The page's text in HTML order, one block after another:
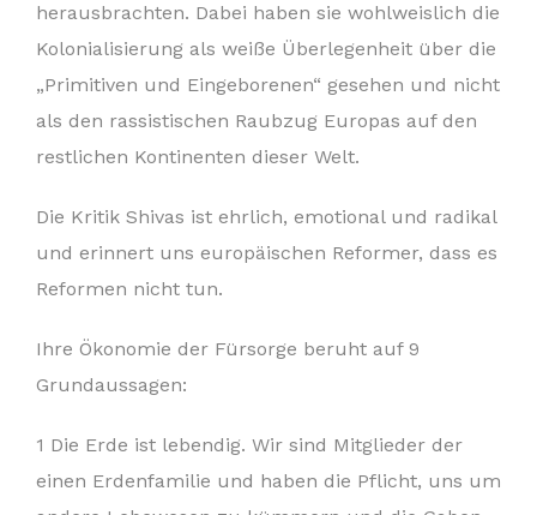
herausbrachten. Dabei haben sie wohlweislich die
Kolonialisierung als weiße Überlegenheit über die
„Primitiven und Eingeborenen“ gesehen und nicht
als den rassistischen Raubzug Europas auf den
restlichen Kontinenten dieser Welt.
Die Kritik Shivas ist ehrlich, emotional und radikal
und erinnert uns europäischen Reformer, dass es
Reformen nicht tun.
Ihre Ökonomie der Fürsorge beruht auf 9
Grundaussagen:
1 Die Erde ist lebendig. Wir sind Mitglieder der
einen Erdenfamilie und haben die Pflicht, uns um